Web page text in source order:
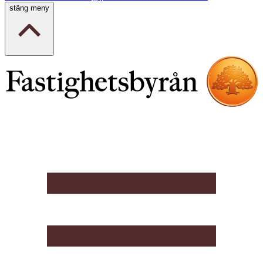
stäng meny